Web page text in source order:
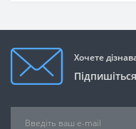
Хочете